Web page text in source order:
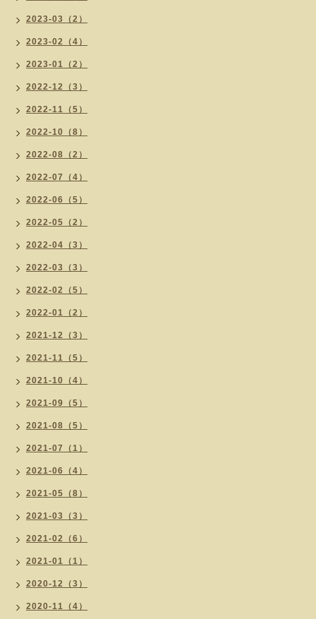
2023-03（2）
2023-02（4）
2023-01（2）
2022-12（3）
2022-11（5）
2022-10（8）
2022-08（2）
2022-07（4）
2022-06（5）
2022-05（2）
2022-04（3）
2022-03（3）
2022-02（5）
2022-01（2）
2021-12（3）
2021-11（5）
2021-10（4）
2021-09（5）
2021-08（5）
2021-07（1）
2021-06（4）
2021-05（8）
2021-03（3）
2021-02（6）
2021-01（1）
2020-12（3）
2020-11（4）